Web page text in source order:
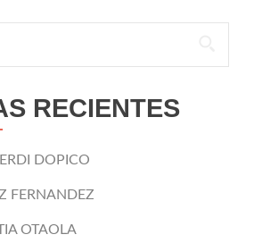
RECIENTES
DOPICO
FERNANDEZ
OTAOLA